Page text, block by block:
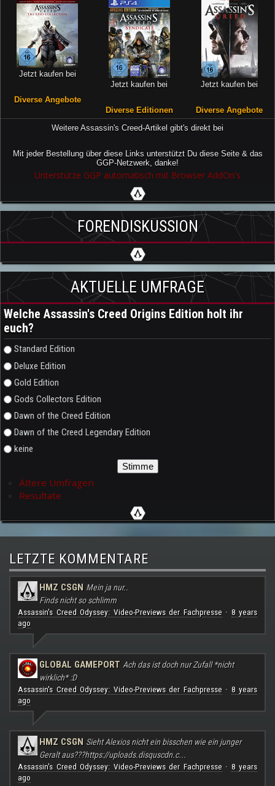
Jetzt kaufen bei
Diverse Angebote
Jetzt kaufen bei
Diverse Editionen
Jetzt kaufen bei
Diverse Angebote
Weitere Assassin's Creed-Artikel gibt's direkt bei
Mit jeder Bestellung über diese Links unterstützt Du diese Seite & das
GGP-Netzwerk, danke!
Unterstütze GGP automatisch mit Browser AddOn's
FORENDISKUSSION
AKTUELLE UMFRAGE
Welche Assassin's Creed Origins Edition holt ihr
euch?
Auswahlmöglichkeiten
Standard Edition
Deluxe Edition
Gold Edition
Gods Collectors Edition
Dawn of the Creed Edition
Dawn of the Creed Legendary Edition
keine
Ältere Umfragen
Resultate
LETZTE KOMMENTARE
HMZ CSGN Mein ja nur..
Finds nicht so schlimm
Assassin's Creed Odyssey: Video-Previews der Fachpresse· 8 years
ago
GLOBAL GAMEPORT Ach das ist doch nur Zufall *nicht
wirklich* :D
Assassin's Creed Odyssey: Video-Previews der Fachpresse· 8 years
ago
HMZ CSGN Sieht Alexios nicht ein bisschen wie ein junger
Geralt aus???https://uploads.disquscdn.c...
Assassin's Creed Odyssey: Video-Previews der Fachpresse· 8 years
ago